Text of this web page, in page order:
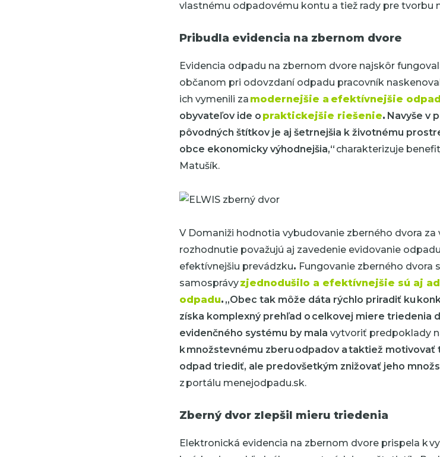
vlastnému odpadovému kontu a tiež rady pre tvorbu
Pribudla evidencia na zbernom dvore
Evidencia odpadu na zbernom dvore najskôr
občanom pri odovzdaní odpadu pracovník
ich vymenili za modernejšie a efektívnejšie
obyvateľov ide o praktickejšie riešenie. Navyše v
pôvodných štítkov je aj šetrnejšia k životnému
obce ekonomicky výhodnejšia,“ charakterizuje
Matušík.
V Domaniži hodnotia vybudovanie zberného dvora za
rozhodnutie považujú aj zavedenie evidovanie
efektívnejšiu prevádzku. Fungovanie zberného dvora
samosprávyzjednodušilo a efektívnejšie sú aj
odpadu. „Obec tak môže dáta rýchlo priradiť ku
získa komplexný prehľad o celkovej miere triedenia
evidenčného systému by mala vytvoriť predpoklady
k množstevnému zberu odpadov a taktiež motivovať
odpad triediť, ale predovšetkým znižovať jeho
z portálu menejodpadu.sk.
Zberný dvor zlepšil mieru triedenia
Elektronická evidencia na zbernom dvore prispela k